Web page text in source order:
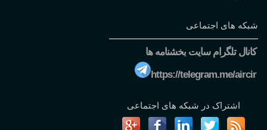
شبکه های اجتماعی
کانال تلگرام سایت بخشنامه ها
https://telegram.me/aircir
اشتراک در شبکه های اجتماعی